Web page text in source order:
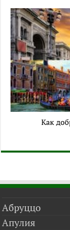
Как
Абруццо
Апулия